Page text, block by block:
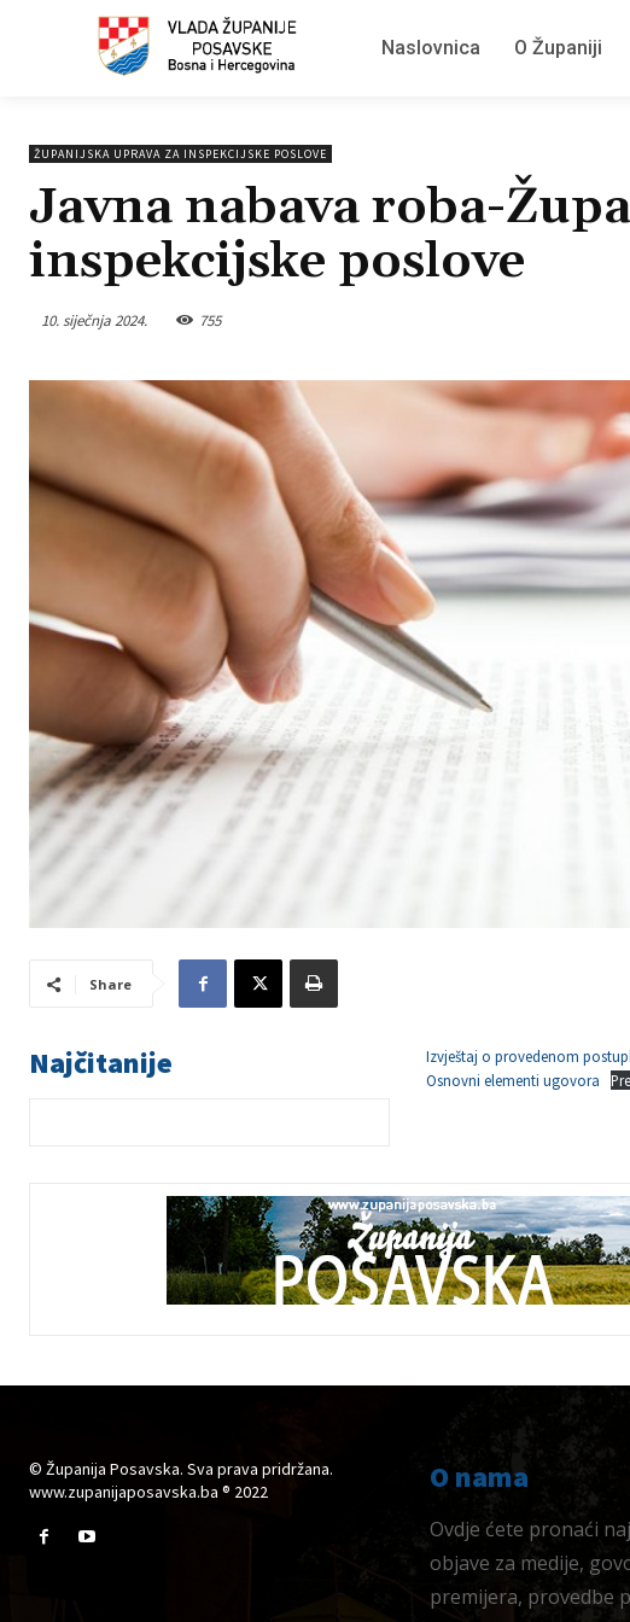
Naslovnica O Županiji
ŽUPANIJSKA UPRAVA ZA INSPEKCIJSKE POSLOVE
Javna nabava roba-
inspekcijske poslove
10. siječnja 2024. 755
Share
Najčitanije Izvještaj o provedenom
Osnovni elementi ugovora
© Županija Posavska. Sva prava pridržana.
www.zupanijaposavska.ba ® 2022
O nama
Ovdje ćete pronaći
objave za medije,
premijera, provedbe